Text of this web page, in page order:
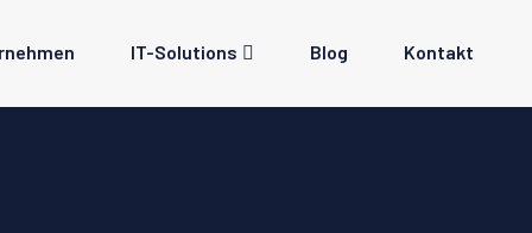
IT-Solutions Blog Kontakt